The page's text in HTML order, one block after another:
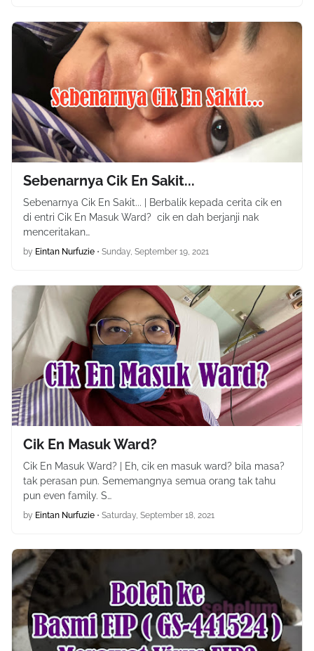
Sebenarnya Cik En Sakit...
Sebenarnya Cik En Sakit... | Berbalik kepada cerita cik en
di entri Cik En Masuk Ward? cik en dah berjanji nak
menceritakan…
by Eintan Nurfuzie • Sunday, September 19, 2021
Cik En Masuk Ward?
Cik En Masuk Ward? | Eh, cik en masuk ward? bila masa?
tak perasan pun. Sememangnya semua orang tak tahu
pun even family. S…
by Eintan Nurfuzie • Saturday, September 18, 2021